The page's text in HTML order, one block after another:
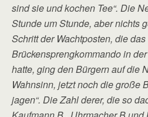
sind sie und kochen Tee“. Die
Stunde um Stunde, aber nichts
Schritt der Wachtposten, die das
Brückensprengkommando in
hatte, ging den Bürgern auf die
Wahnsinn, jetzt noch die große
jagen“. Die Zahl derer, die so